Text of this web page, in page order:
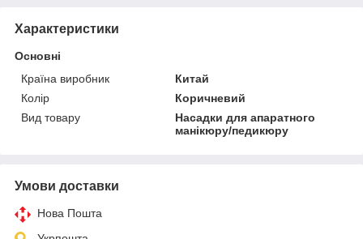
Характеристики
Основні
Країна виробник
Китай
Колір
Коричневий
Вид товару
Насадки для апаратного
манікюру/педикюру
Умови доставки
Нова Пошта